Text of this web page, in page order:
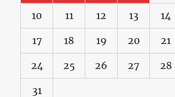
10 11 12 13 14
17 18 19 20 21
24 25 26 27 28
31